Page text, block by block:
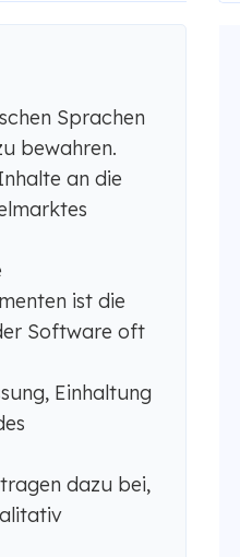
Sprachen
bewahren.
an die
ist die
Software oft
Einhaltung
dazu bei,